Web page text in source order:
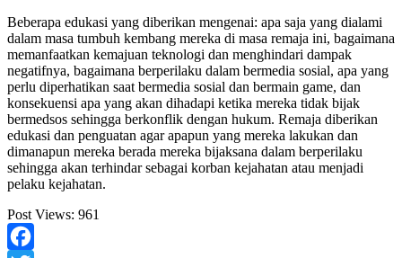
Beberapa edukasi yang diberikan mengenai: apa saja yang dialami
dalam masa tumbuh kembang mereka di masa remaja ini, bagaimana
memanfaatkan kemajuan teknologi dan menghindari dampak
negatifnya, bagaimana berperilaku dalam bermedia sosial, apa yang
perlu diperhatikan saat bermedia sosial dan bermain game, dan
konsekuensi apa yang akan dihadapi ketika mereka tidak bijak
bermedsos sehingga berkonflik dengan hukum. Remaja diberikan
edukasi dan penguatan agar apapun yang mereka lakukan dan
dimanapun mereka berada mereka bijaksana dalam berperilaku
sehingga akan terhindar sebagai korban kejahatan atau menjadi
pelaku kejahatan.
Post Views: 961